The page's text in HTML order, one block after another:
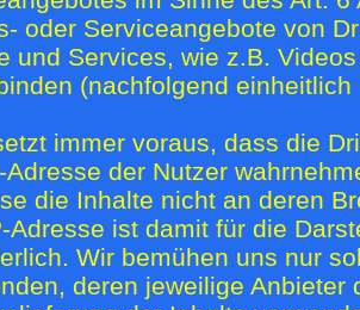
oder Serviceangebote von
und Services, wie z.B.
(nachfolgend
immer voraus, dass die
Adresse der Nutzer
die Inhalte nicht an deren
Adresse ist damit für die
Wir bemühen uns nur
deren jeweilige Anbieter